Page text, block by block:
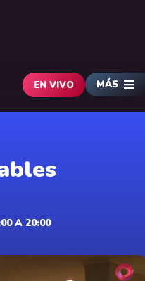
EN VIVO MÁS
A 20:00